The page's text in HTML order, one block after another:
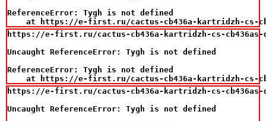
ReferenceError: Tygh is not defined
at https://e-first.ru/cactus-cb436a-kartridzh-
https://e-first.ru/cactus-cb436a-kartridzh-cs-cb436as-
Uncaught ReferenceError: Tygh is not defined
ReferenceError: Tygh is not defined
at https://e-first.ru/cactus-cb436a-kartridzh-
https://e-first.ru/cactus-cb436a-kartridzh-cs-cb436as-
Uncaught ReferenceError: Tygh is not defined